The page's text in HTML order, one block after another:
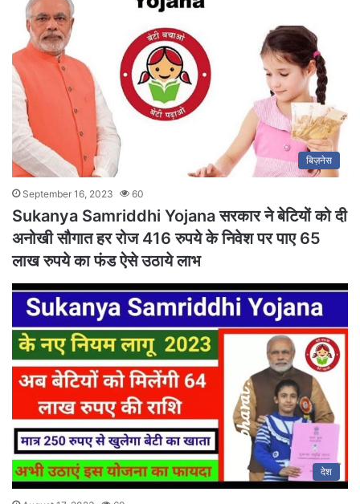
बिज़नेस
September 16, 2023 60
Sukanya Samriddhi Yojana सरकार ने बेटियों को दी
अनोखी सौगात हर रोज 416 रुपये के निवेश पर पाए 65
लाख रुपये का फंड ऐसे उठाये लाभ
देश